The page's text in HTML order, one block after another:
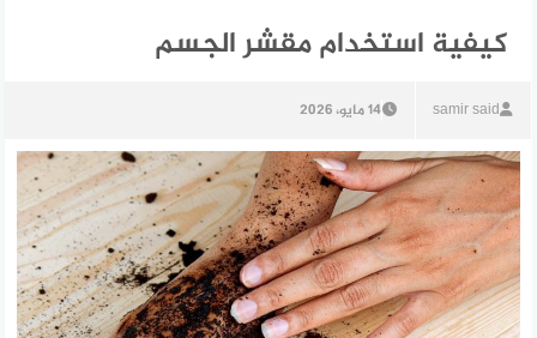
كيفية استخدام مقشر الجسم
samir said 14 مايو، 2026